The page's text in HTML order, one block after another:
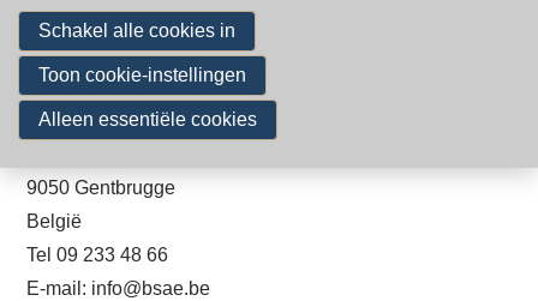
Policy
Deze website is eigendom van:
BSAE vzw
9050 Gentbrugge
België
Tel 09 233 48 66
E-mail: info@bsae.be
Vacatures
Partners
Schakel alle cookies in
Toon cookie-instellingen
Alleen essentiële cookies